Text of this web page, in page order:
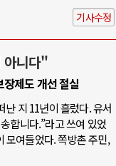
기사수정
아니다"
제도 개선 절실
지 11년이 흘렀다. 유서
합니다.”라고 쓰여 있었
모여들었다. 쪽방촌 주민,